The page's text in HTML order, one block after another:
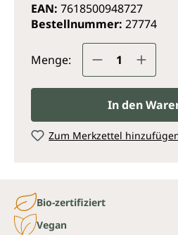
EAN: 7618500948727
Bestellnummer: 27774
Menge: Produkt
In den
Zum Merkzettel
Bio-zertifiziert
Vegan